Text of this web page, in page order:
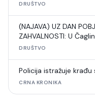
DRUŠTVO
(NAJAVA) UZ DAN
ZAHVALNOSTI: U
šahovski turnir
DRUŠTVO
Policija istražuje
CRNA KRONIKA